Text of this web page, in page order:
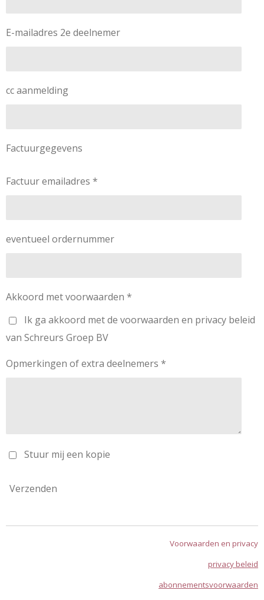
E-mailadres 2e deelnemer
cc aanmelding
Factuurgegevens
Factuur emailadres *
eventueel ordernummer
Akkoord met voorwaarden *
Ik ga akkoord met de voorwaarden en privacy beleid
van Schreurs Groep BV
Opmerkingen of extra deelnemers *
Stuur mij een kopie
Verzenden
Voorwaarden en privacy
privacy beleid
abonnementsvoorwaarden